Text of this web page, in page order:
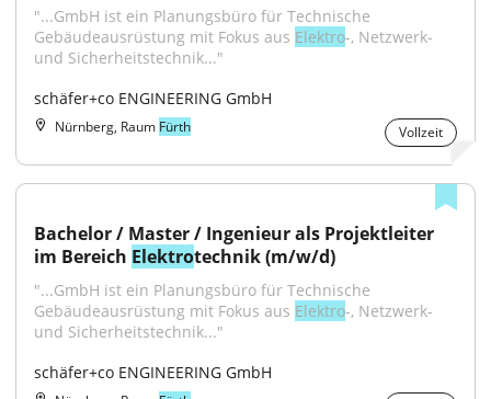
"...GmbH ist ein Planungsbüro für Technische
Gebäudeausrüstung mit Fokus aus Elektro-, Netzwerk-
und Sicherheitstechnik..."
schäfer+co ENGINEERING GmbH
Nürnberg, Raum Fürth Vollzeit
Bachelor / Master / Ingenieur als Projektleiter
im Bereich Elektrotechnik (m/w/d)
"...GmbH ist ein Planungsbüro für Technische
Gebäudeausrüstung mit Fokus aus Elektro-, Netzwerk-
und Sicherheitstechnik..."
schäfer+co ENGINEERING GmbH